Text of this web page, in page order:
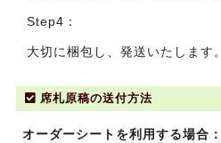
Step4：
大切に梱包し、発送いたします。
席札原稿の送付方法
オーダーシートを利用する場合：